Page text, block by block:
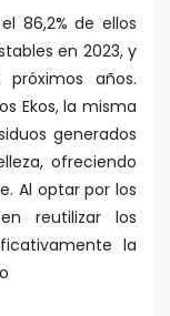
86,2% de ellos
en 2023, y
años.
Ekos, la misma
generados
ofreciendo
Al optar por los
reutilizar los
la